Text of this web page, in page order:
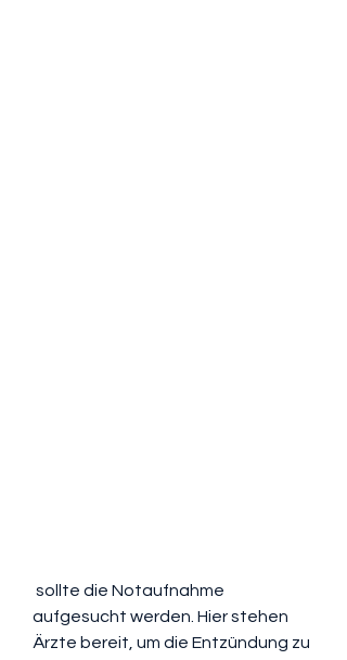
aufgesucht werden. Hier stehen
Ärzte bereit, um die Entzündung zu